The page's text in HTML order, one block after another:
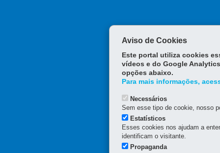
Aviso de Cookies
Este portal utiliza cookies
vídeos e do Google
opções abaixo.
Para mais informações,
Necessários
Sem esse tipo de cookie, nosso
Estatísticos
Esses cookies nos ajudam a
identificam o visitante.
Propaganda